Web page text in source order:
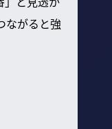
ながると強